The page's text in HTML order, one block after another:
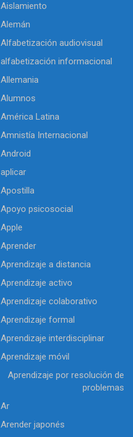
Aislamiento
Alemán
Alfabetización audiovisual
alfabetización informacional
Allemania
Alumnos
América Latina
Amnistía Internacional
Android
aplicar
Apostilla
Apoyo psicosocial
Apple
Aprender
Aprendizaje a distancia
Aprendizaje activo
Aprendizaje colaborativo
Aprendizaje formal
Aprendizaje interdisciplinar
Aprendizaje móvil
Aprendizaje por resolución de
problemas
Ar
Arender japonés